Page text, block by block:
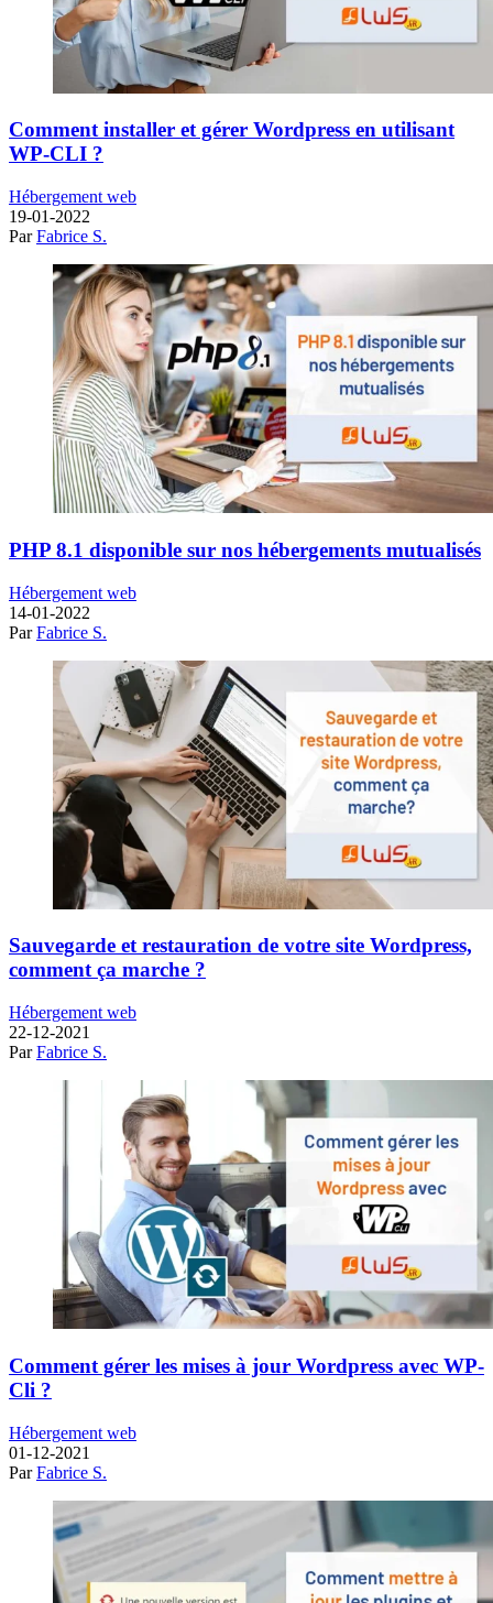
Comment installer et gérer Wordpress en utilisant
WP-CLI ?
Hébergement web
19-01-2022
ParFabrice S.
PHP 8.1 disponible sur nos hébergements mutualisés
Hébergement web
14-01-2022
ParFabrice S.
Sauvegarde et restauration de votre site Wordpress,
comment ça marche ?
Hébergement web
22-12-2021
ParFabrice S.
Comment gérer les mises à jour Wordpress avec WP-
Cli ?
Hébergement web
01-12-2021
ParFabrice S.